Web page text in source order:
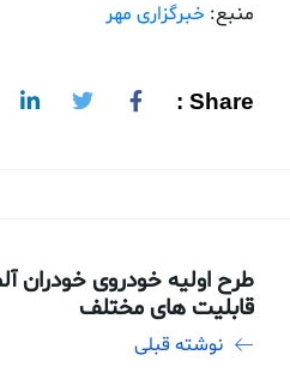
منبع: خبرگزاری مهر
Share :
طرح اولیه خودروی خودران
قابلیت های مختلف
نوشته قبلی